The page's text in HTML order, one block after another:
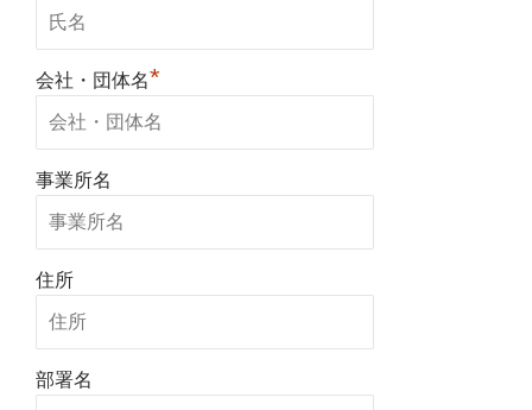
会社・団体名*
事業所名
住所
部署名